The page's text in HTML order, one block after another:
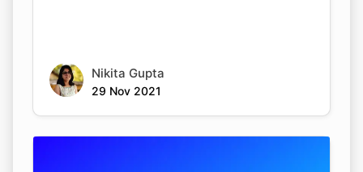
Nikita Gupta
29 Nov 2021